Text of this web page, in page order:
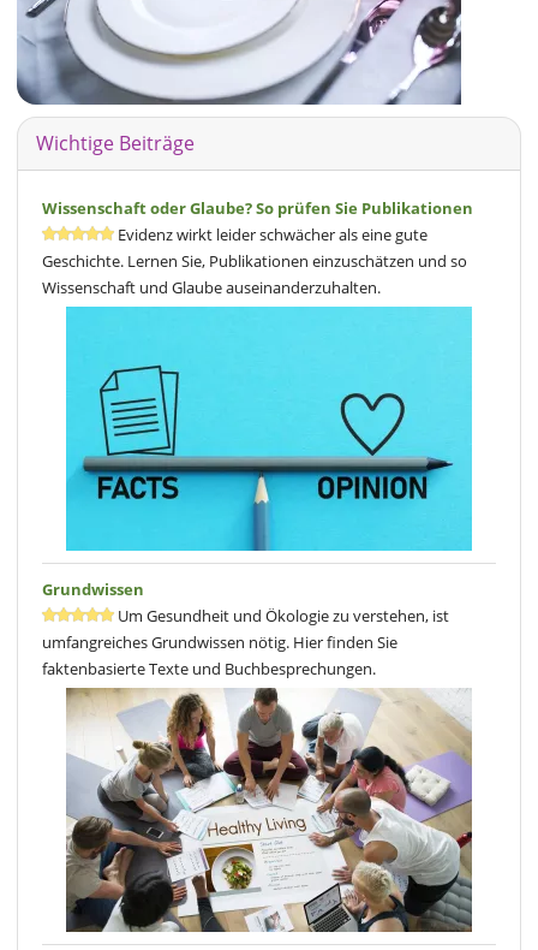
Wichtige Beiträge
Wissenschaft oder Glaube? So prüfen Sie Publikationen
Evidenz wirkt leider schwächer als eine gute
Geschichte. Lernen Sie, Publikationen einzuschätzen und so
Wissenschaft und Glaube auseinanderzuhalten.
Grundwissen
Um Gesundheit und Ökologie zu verstehen, ist
umfangreiches Grundwissen nötig. Hier finden Sie
faktenbasierte Texte und Buchbesprechungen.